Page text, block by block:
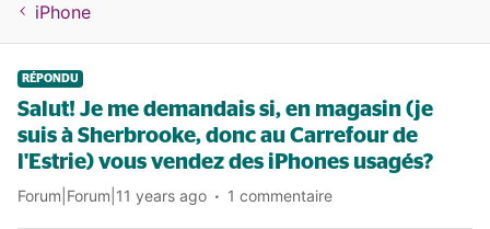
iPhone
RÉPONDU
Salut! Je me demandais si, en magasin (je
suis à Sherbrooke, donc au Carrefour de
l'Estrie) vous vendez des iPhones usagés?
Forum|Forum|11 years ago 1 commentaire